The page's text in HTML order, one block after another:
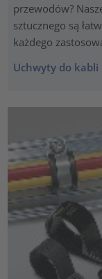
przewodów?
sztucznego są
każdego
Uchwyty do kabli